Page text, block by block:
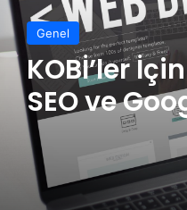
Genel
KOBİ’ler
SEO ve